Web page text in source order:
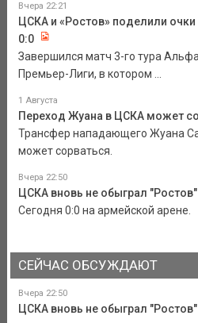
Вчера 22:21
ЦСКА и «Ростов» поделили
0:0
Завершился матч 3-го тура
Премьер-Лиги, в котором ...
1 Августа
Переход Жуана в ЦСКА может
Трансфер нападающего Жуана
может сорваться.
Вчера 22:50
ЦСКА вновь не обыграл "Ростов"
Сегодня 0:0 на армейской арене.
СЕЙЧАС ОБСУЖДАЮТ
Вчера 22:50
ЦСКА вновь не обыграл "Ростов"